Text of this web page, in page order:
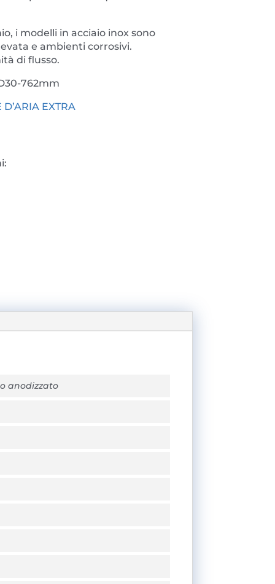
i modelli in acciaio inox sono
e ambienti corrosivi.
di flusso.
762mm
EXTRA
anodizzato